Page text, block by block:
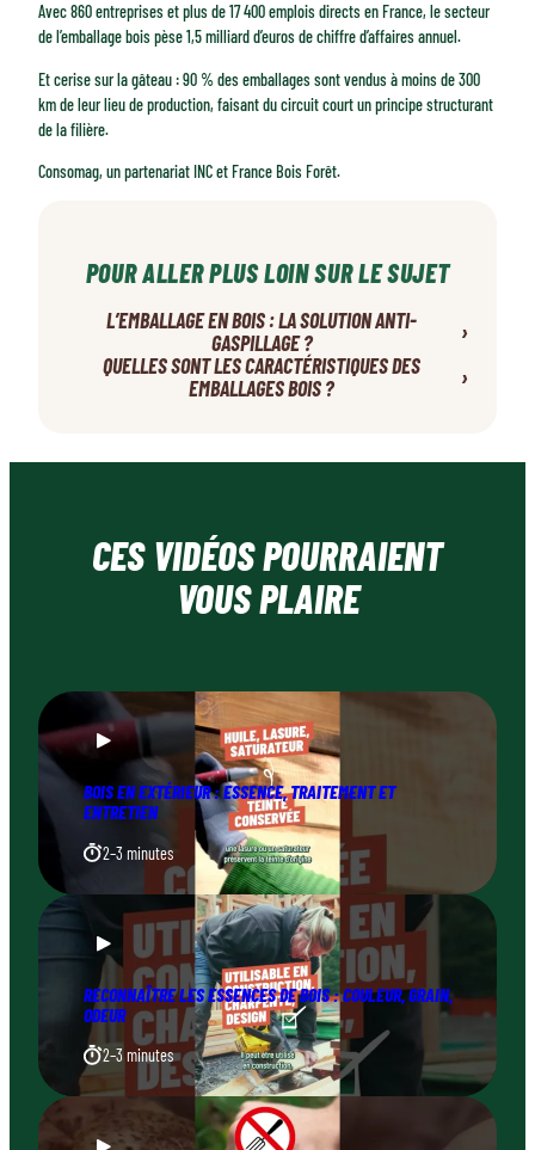
Avec 860 entreprises et plus de 17 400 emplois directs en France, le secteur
de l’emballage bois pèse 1,5 milliard d’euros de chiffre d’affaires annuel.
Et cerise sur la gâteau : 90 % des emballages sont vendus à moins de 300
km de leur lieu de production, faisant du circuit court un principe structurant
de la filière.
Consomag, un partenariat INC et France Bois Forêt.
POUR ALLER PLUS LOIN SUR LE SUJET
L’EMBALLAGE EN BOIS : LA SOLUTION ANTI-
GASPILLAGE ?
›
QUELLES SONT LES CARACTÉRISTIQUES DES
EMBALLAGES BOIS ?
›
CES VIDÉOS POURRAIENT
VOUS PLAIRE
BOIS EN EXTÉRIEUR : ESSENCE, TRAITEMENT ET
ENTRETIEN
2–3 minutes
RECONNAÎTRE LES ESSENCES DE BOIS : COULEUR, GRAIN,
ODEUR
2–3 minutes